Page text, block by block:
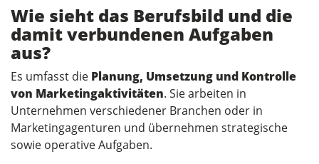
Wie sieht das Berufsbild und die
damit verbundenen Aufgaben
aus?
Es umfasst die Planung, Umsetzung und Kontrolle
von Marketingaktivitäten. Sie arbeiten in
Unternehmen verschiedener Branchen oder in
Marketingagenturen und übernehmen strategische
sowie operative Aufgaben.